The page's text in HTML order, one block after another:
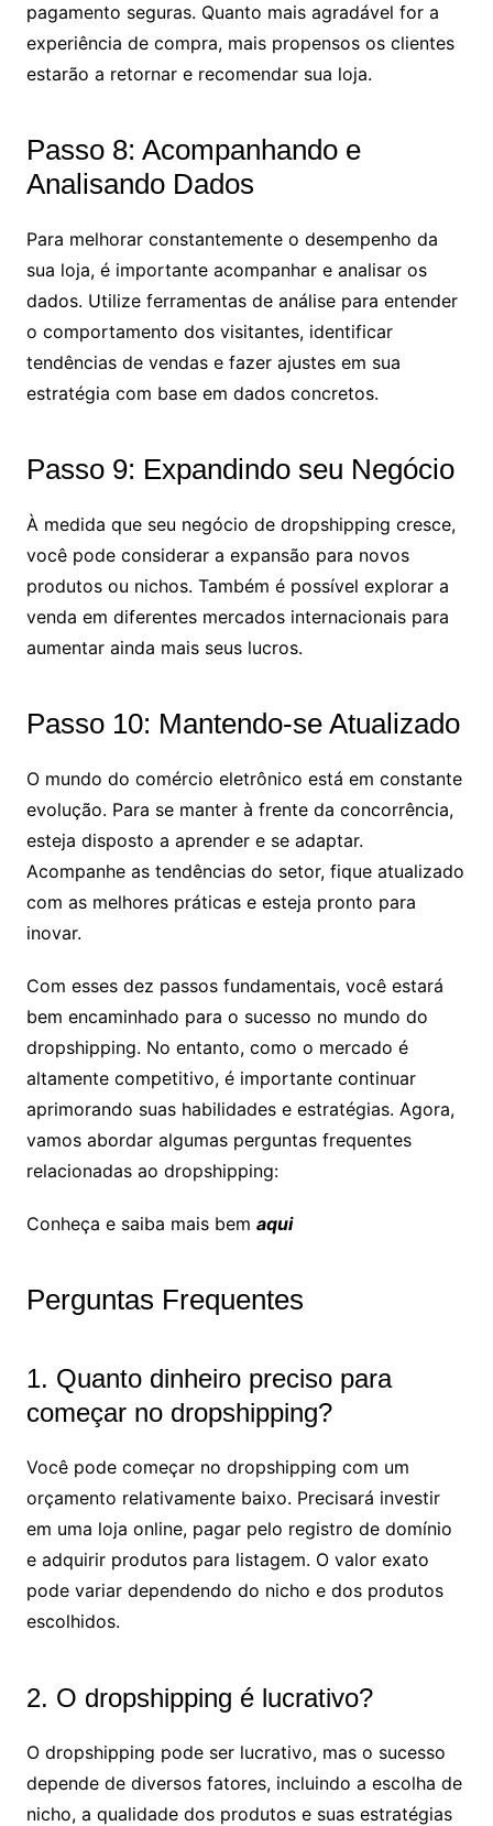
pagamento seguras. Quanto mais agradável for a
experiência de compra, mais propensos os clientes
estarão a retornar e recomendar sua loja.
Passo 8: Acompanhando e
Analisando Dados
Para melhorar constantemente o desempenho da
sua loja, é importante acompanhar e analisar os
dados. Utilize ferramentas de análise para entender
o comportamento dos visitantes, identificar
tendências de vendas e fazer ajustes em sua
estratégia com base em dados concretos.
Passo 9: Expandindo seu Negócio
À medida que seu negócio de dropshipping cresce,
você pode considerar a expansão para novos
produtos ou nichos. Também é possível explorar a
venda em diferentes mercados internacionais para
aumentar ainda mais seus lucros.
Passo 10: Mantendo-se Atualizado
O mundo do comércio eletrônico está em constante
evolução. Para se manter à frente da concorrência,
esteja disposto a aprender e se adaptar.
Acompanhe as tendências do setor, fique atualizado
com as melhores práticas e esteja pronto para
inovar.
Com esses dez passos fundamentais, você estará
bem encaminhado para o sucesso no mundo do
dropshipping. No entanto, como o mercado é
altamente competitivo, é importante continuar
aprimorando suas habilidades e estratégias. Agora,
vamos abordar algumas perguntas frequentes
relacionadas ao dropshipping:
Conheça e saiba mais bem aqui
Perguntas Frequentes
1. Quanto dinheiro preciso para
começar no dropshipping?
Você pode começar no dropshipping com um
orçamento relativamente baixo. Precisará investir
em uma loja online, pagar pelo registro de domínio
e adquirir produtos para listagem. O valor exato
pode variar dependendo do nicho e dos produtos
escolhidos.
2. O dropshipping é lucrativo?
O dropshipping pode ser lucrativo, mas o sucesso
depende de diversos fatores, incluindo a escolha de
nicho, a qualidade dos produtos e suas estratégias